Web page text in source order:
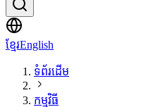
ខ្មែរEnglish
ទំព័រដើម
កម្មវិធី